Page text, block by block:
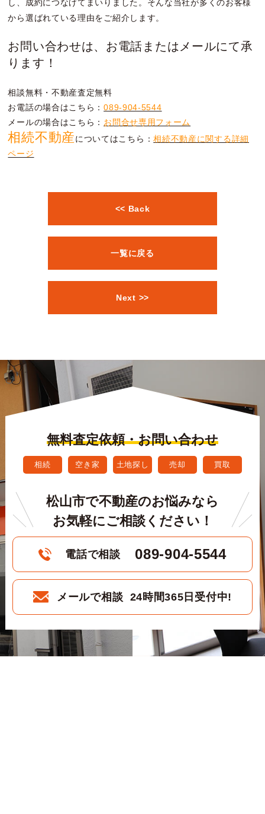
し、成約につなげてまいりました。そんな当社が多くのお客様
から選ばれている理由をご紹介します。
お問い合わせは、お電話またはメールにて承
ります！
相談無料・不動産査定無料
お電話の場合はこちら：089-904-5544
メールの場合はこちら： お問合せ専用フォーム
相続不動産についてはこちら：相続不動産に関する詳細
ページ
<< Back
一覧に戻る
Next >>
無料査定依頼・お問い合わせ
相続 空き家 土地探し 売却 買取
松山市で不動産のお悩みなら
お気軽にご相談ください！
電話で相談 089-904-5544
メールで相談 24時間365日受付中!